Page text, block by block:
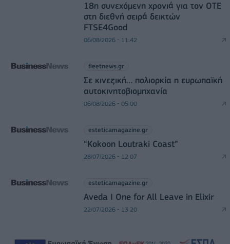
18η συνεχόμενη χρονιά για τον ΟΤΕ
στη διεθνή σειρά δεικτών
FTSE4Good
06/08/2026 - 11:42
fleetnews.gr
Σε κινεζική… πολιορκία η ευρωπαϊκή
αυτοκινητοβιομηχανία
06/08/2026 - 05:00
esteticamagazine.gr
“Kokoon Loutraki Coast”
28/07/2026 - 12:07
esteticamagazine.gr
Aveda I One for All Leave in Elixir
22/07/2026 - 13:20